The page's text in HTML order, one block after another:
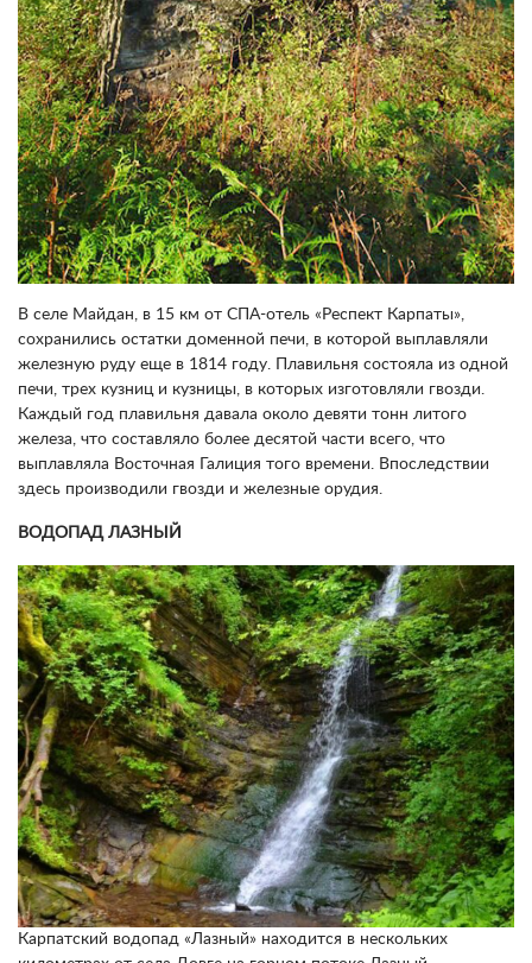
В селе Майдан, в 15 км от СПА-отель «Респект Карпаты»,
сохранились остатки доменной печи, в которой выплавляли
железную руду еще в 1814 году. Плавильня состояла из одной
печи, трех кузниц и кузницы, в которых изготовляли гвозди.
Каждый год плавильня давала около девяти тонн литого
железа, что составляло более десятой части всего, что
выплавляла Восточная Галиция того времени. Впоследствии
здесь производили гвозди и железные орудия.
ВОДОПАД ЛАЗНЫЙ
Карпатский водопад «Лазный» находится в нескольких